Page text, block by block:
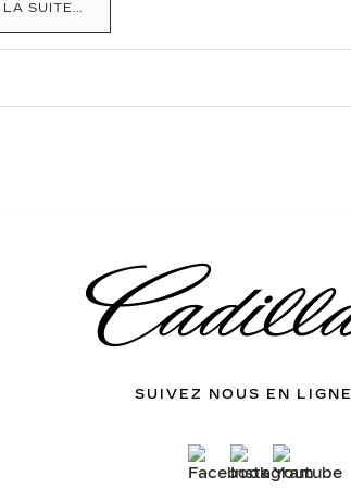
SUITE...
SUIVEZ NOUS EN LIGNE